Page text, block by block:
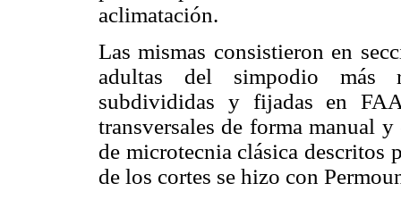
aclimatación.
Las mismas consistieron en
adultas del simpodio más
subdivididas y fijadas en
transversales de forma manual
de microtecnia clásica descritos
de los cortes se hizo con